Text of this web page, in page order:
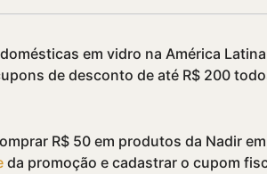
em vidro na América
de desconto de até R$ 200
R$ 50 em produtos da Nadir
da promoção e cadastrar o cupom